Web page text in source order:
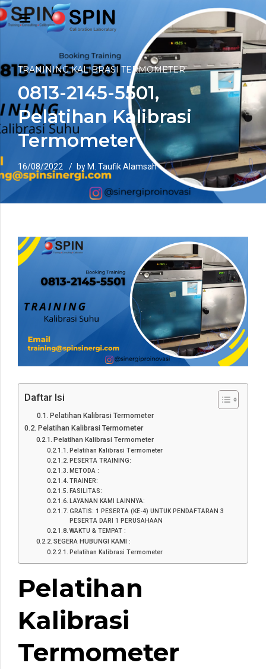
TRANINING KALIBRASI TERMOMETER
0813-2145-5501,
Pelatihan Kalibrasi
Termometer
16/08/2022 by M. Taufik Alamsah
Daftar Isi
Pelatihan Kalibrasi Termometer
Pelatihan Kalibrasi Termometer
Pelatihan Kalibrasi Termometer
Pelatihan Kalibrasi Termometer
PESERTA TRAINING:
METODA :
TRAINER:
FASILITAS:
LAYANAN KAMI LAINNYA:
GRATIS: 1 PESERTA (KE-4) UNTUK PENDAFTARAN 3
PESERTA DARI 1 PERUSAHAAN
WAKTU & TEMPAT :
SEGERA HUBUNGI KAMI :
Pelatihan Kalibrasi Termometer
Pelatihan
Kalibrasi
Termometer